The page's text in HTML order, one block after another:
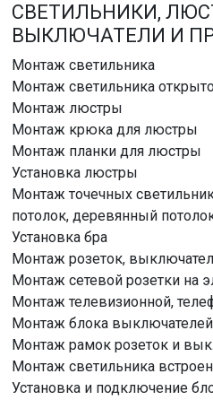
СВЕТИЛЬНИКИ,
ВЫКЛЮЧАТЕЛИ И
Монтаж светильника
Монтаж светильника
Монтаж люстры
Монтаж крюка для люстры
Монтаж планки для люстры
Установка люстры
Монтаж точечных
потолок, деревянный
Установка бра
Монтаж розеток,
Монтаж сетевой розетки на
Монтаж телевизионной,
Монтаж блока выключателей
Монтаж рамок розеток и
Монтаж светильника
Установка и подключение